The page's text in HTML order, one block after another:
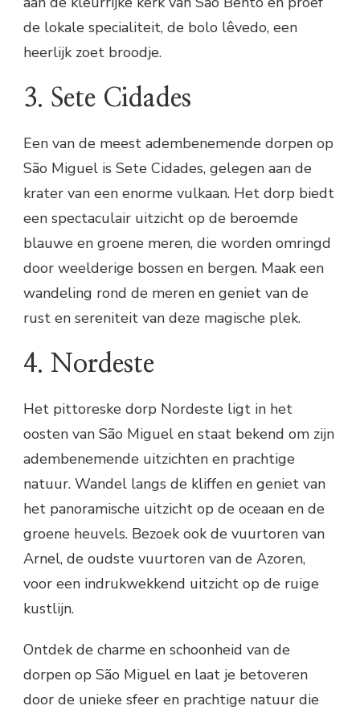
de lokale specialiteit, de bolo lêvedo, een
heerlijk zoet broodje.
3. Sete Cidades
Een van de meest adembenemende dorpen op
São Miguel is Sete Cidades, gelegen aan de
krater van een enorme vulkaan. Het dorp biedt
een spectaculair uitzicht op de beroemde
blauwe en groene meren, die worden omringd
door weelderige bossen en bergen. Maak een
wandeling rond de meren en geniet van de
rust en sereniteit van deze magische plek.
4. Nordeste
Het pittoreske dorp Nordeste ligt in het
oosten van São Miguel en staat bekend om zijn
adembenemende uitzichten en prachtige
natuur. Wandel langs de kliffen en geniet van
het panoramische uitzicht op de oceaan en de
groene heuvels. Bezoek ook de vuurtoren van
Arnel, de oudste vuurtoren van de Azoren,
voor een indrukwekkend uitzicht op de ruige
kustlijn.
Ontdek de charme en schoonheid van de
dorpen op São Miguel en laat je betoveren
door de unieke sfeer en prachtige natuur die